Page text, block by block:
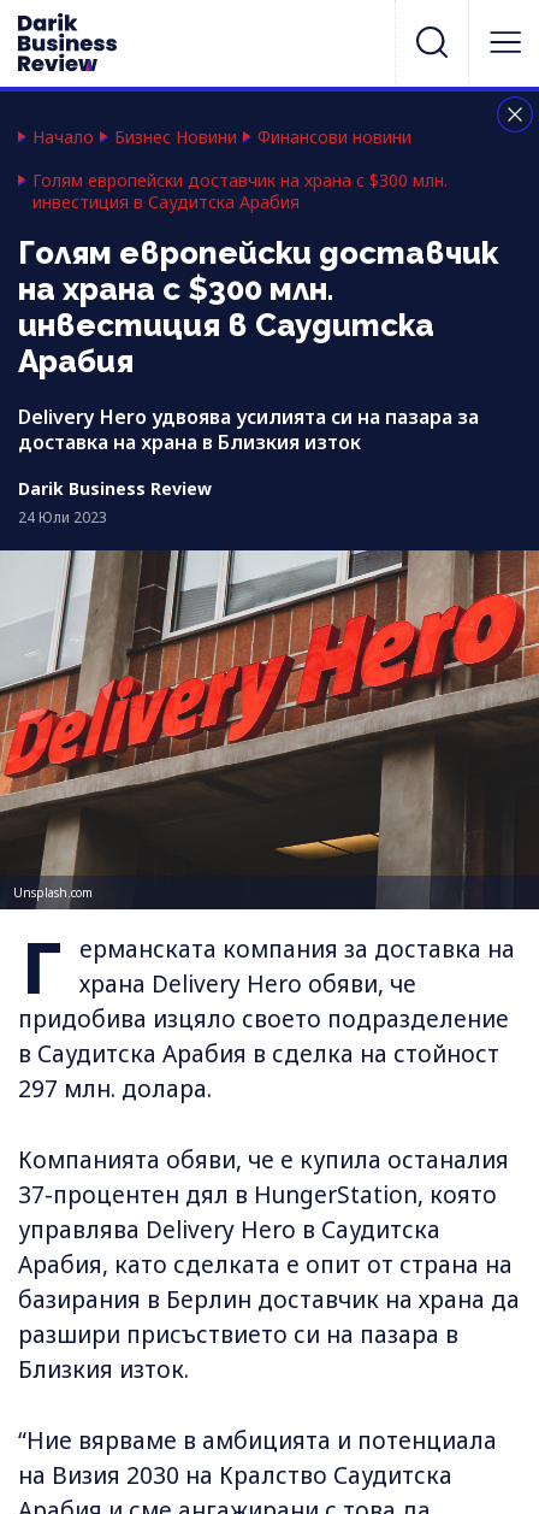
Начало Бизнес Новини
Финансови новини
Голям европейски доставчик на храна с $300 млн.
инвестиция в Саудитска Арабия
Голям европейски доставчик
на храна с $300 млн.
инвестиция в Саудитска
Арабия
Delivery Hero удвоява усилията си на пазара за
доставка на храна в Близкия изток
Darik Business Review
24 Юли 2023
Unsplash.com
Г
ерманската компания за доставка на
храна Delivery Hero обяви, че
придобива изцяло своето подразделение
в Саудитска Арабия в сделка на стойност
297 млн. долара.
Компанията обяви, че е купила останалия
37-процентен дял в HungerStation, която
управлява Delivery Hero в Саудитска
Арабия, като сделката е опит от страна на
базирания в Берлин доставчик на храна да
разшири присъствието си на пазара в
Близкия изток.
“Ние вярваме в амбицията и потенциала
на Визия 2030 на Кралство Саудитска